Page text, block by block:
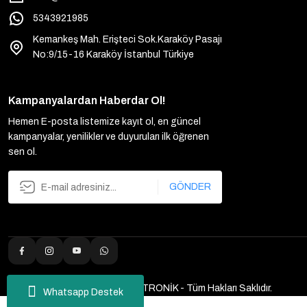
Whatsapp Destek
5343921985
Kemankeş Mah. Erişteci Sok.Karaköy Pasajı
No:9/15-16 Karaköy İstanbul Türkiye
Kampanyalardan Haberdar Ol!
Hemen E-posta listemize kayıt ol, en güncel
kampanyalar, yenilikler ve duyuruları ilk öğrenen
sen ol.
GÖNDER
2025 Copyright ULUTAŞ ELEKTRONİK - Tüm Hakları Saklıdır.